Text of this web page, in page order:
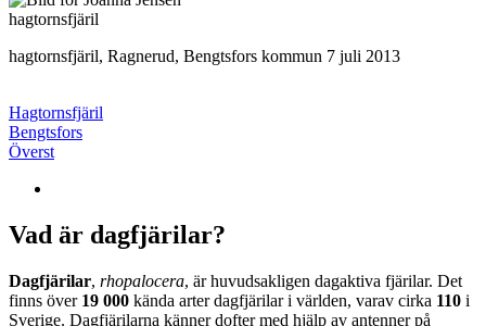
hagtornsfjäril
hagtornsfjäril, Ragnerud, Bengtsfors kommun 7 juli 2013
Hagtornsfjäril
Bengtsfors
Överst
Vad är dagfjärilar?
Dagfjärilar, rhopalocera, är huvudsakligen dagaktiva fjärilar. Det
finns över 19 000 kända arter dagfjärilar i världen, varav cirka 110 i
Sverige. Dagfjärilarna känner dofter med hjälp av antenner på